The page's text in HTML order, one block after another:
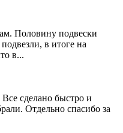
Половину подвески
в итоге на
в...
сделано быстро и
Отдельно спасибо за